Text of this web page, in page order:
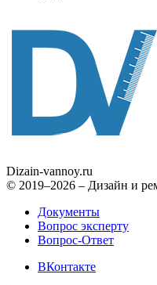
Dizain-vannoy.ru
© 2019–2026 – Дизайн и
Документы
Вопрос эксперту
Вопрос-Ответ
ВКонтакте